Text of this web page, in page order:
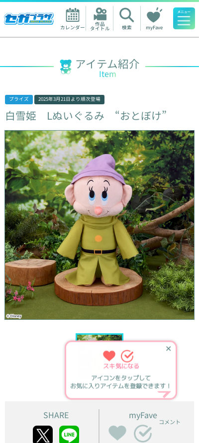
カレンダー 作品
タイトル 検索 myFave
人気ワード
アイテム紹介
Item
プライズ 2025年3月21日 より順次登場
白雪姫 Lぬいぐるみ “おとぼけ”
✕
スキ気になる
アイコンをタップして
お気に入りアイテムを登録できます！
SHARE myFave
コメント